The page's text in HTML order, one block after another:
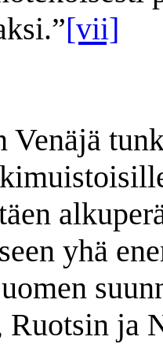
[vii]
Venäjä
yhä
Ruotsin